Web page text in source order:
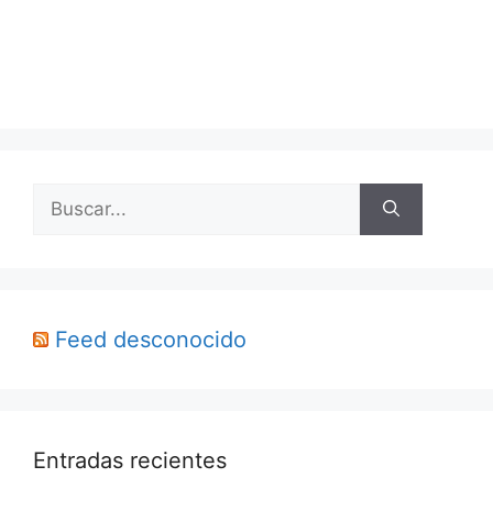
Buscar:
Feed desconocido
Entradas recientes